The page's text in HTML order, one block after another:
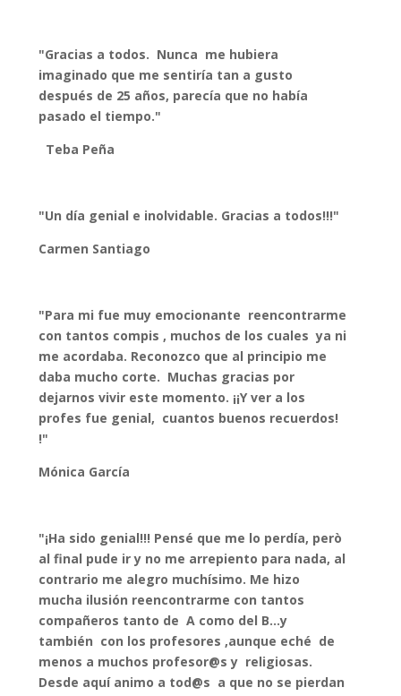
"Gracias a todos. Nunca me hubiera
imaginado que me sentiría tan a gusto
después de 25 años, parecía que no había
pasado el tiempo."
Teba Peña
"Un día genial e inolvidable. Gracias a todos!!!"
Carmen Santiago
"Para mi fue muy emocionante reencontrarme
con tantos compis , muchos de los cuales ya ni
me acordaba. Reconozco que al principio me
daba mucho corte. Muchas gracias por
dejarnos vivir este momento. ¡¡Y ver a los
profes fue genial, cuantos buenos recuerdos!
!"
Mónica García
"¡Ha sido genial!!! Pensé que me lo perdía, però
al final pude ir y no me arrepiento para nada, al
contrario me alegro muchísimo. Me hizo
mucha ilusión reencontrarme con tantos
compañeros tanto de A como del B...y
también con los profesores ,aunque eché de
menos a muchos profesor@s y religiosas.
Desde aquí animo a tod@s a que no se pierdan